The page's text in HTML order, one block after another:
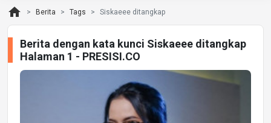
home Berita Tags Siskaeee ditangkap
Berita dengan kata kunci Siskaeee ditangkap
Halaman 1 - PRESISI.CO